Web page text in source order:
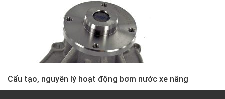
Cấu tạo, nguyên lý hoạt động bơm nước xe nâng